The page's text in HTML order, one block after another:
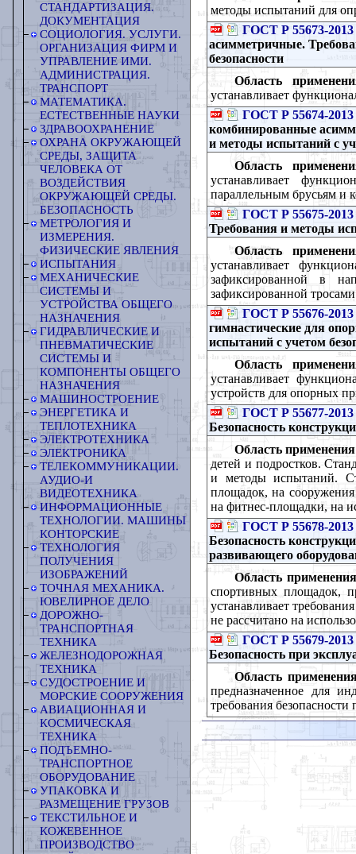
СТАНДАРТИЗАЦИЯ.
ДОКУМЕНТАЦИЯ
СОЦИОЛОГИЯ. УСЛУГИ.
ОРГАНИЗАЦИЯ ФИРМ И
УПРАВЛЕНИЕ ИМИ.
АДМИНИСТРАЦИЯ.
ТРАНСПОРТ
МАТЕМАТИКА.
ЕСТЕСТВЕННЫЕ НАУКИ
ЗДРАВООХРАНЕНИЕ
ОХРАНА ОКРУЖАЮЩЕЙ
СРЕДЫ, ЗАЩИТА
ЧЕЛОВЕКА ОТ
ВОЗДЕЙСТВИЯ
ОКРУЖАЮЩЕЙ СРЕДЫ.
БЕЗОПАСНОСТЬ
МЕТРОЛОГИЯ И
ИЗМЕРЕНИЯ.
ФИЗИЧЕСКИЕ ЯВЛЕНИЯ
ИСПЫТАНИЯ
МЕХАНИЧЕСКИЕ
СИСТЕМЫ И
УСТРОЙСТВА ОБЩЕГО
НАЗНАЧЕНИЯ
ГИДРАВЛИЧЕСКИЕ И
ПНЕВМАТИЧЕСКИЕ
СИСТЕМЫ И
КОМПОНЕНТЫ ОБЩЕГО
НАЗНАЧЕНИЯ
МАШИНОСТРОЕНИЕ
ЭНЕРГЕТИКА И
ТЕПЛОТЕХНИКА
ЭЛЕКТРОТЕХНИКА
ЭЛЕКТРОНИКА
ТЕЛЕКОММУНИКАЦИИ.
АУДИО-И
ВИДЕОТЕХНИКА
ИНФОРМАЦИОННЫЕ
ТЕХНОЛОГИИ. МАШИНЫ
КОНТОРСКИЕ
ТЕХНОЛОГИЯ
ПОЛУЧЕНИЯ
ИЗОБРАЖЕНИЙ
ТОЧНАЯ МЕХАНИКА.
ЮВЕЛИРНОЕ ДЕЛО
ДОРОЖНО-
ТРАНСПОРТНАЯ
ТЕХНИКА
ЖЕЛЕЗНОДОРОЖНАЯ
ТЕХНИКА
СУДОСТРОЕНИЕ И
МОРСКИЕ СООРУЖЕНИЯ
АВИАЦИОННАЯ И
КОСМИЧЕСКАЯ
ТЕХНИКА
ПОДЪЕМНО-
ТРАНСПОРТНОЕ
ОБОРУДОВАНИЕ
УПАКОВКА И
РАЗМЕЩЕНИЕ ГРУЗОВ
ТЕКСТИЛЬНОЕ И
КОЖЕВЕННОЕ
ПРОИЗВОДСТВО
методы испытаний для
ГОСТ Р 55673-2013
асимметричные.
безопасности
Область
устанавливает
ГОСТ Р 55674-2013
комбинированные
и методы испытаний с
Область
устанавливает
параллельным брусьям и
ГОСТ Р 55675-2013
Требования и методы
Область
устанавливает
зафиксированной в
зафиксированной
ГОСТ Р 55676-2013
гимнастические для
испытаний с учетом
Область
устанавливает
устройств для опорных
ГОСТ Р 55677-2013
Безопасность
Область
детей и подростков.
и методы испытаний.
площадок, на
на фитнес-площадки, на
ГОСТ Р 55678-2013
Безопасность
развивающего
Область
спортивных площадок,
устанавливает
не рассчитано на
ГОСТ Р 55679-2013
Безопасность при
Область
предназначенное для
требования